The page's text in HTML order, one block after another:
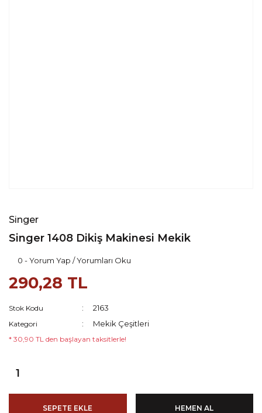
Singer
Singer 1408 Dikiş Makinesi Mekik
0 - Yorum Yap / Yorumları Oku
290,28 TL
Stok Kodu 2163
Kategori Mekik Çeşitleri
* 30,90 TL den başlayan taksitlerle!
SEPETE EKLE HEMEN AL